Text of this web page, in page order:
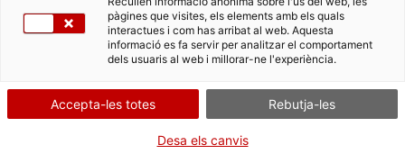
Properes activitats
Activitats
Contacte. Obre en una nova finestra.
Movilidad y Agenda Urbana (MITMA)
DIGITALITZACIÓ DEL TEIXIT EMPRESARIAL
FINANÇAMENT EUROPEU
ECONOMIA VERDA I CIRCULAR
pàgines que visites, els elements amb els quals
interactues i com has arribat al web. Aquesta
informació es fa servir per analitzar el comportament
dels usuaris al web i millorar-ne l'experiència.
Accepta-les totes Rebutja-les
Desa els canvis